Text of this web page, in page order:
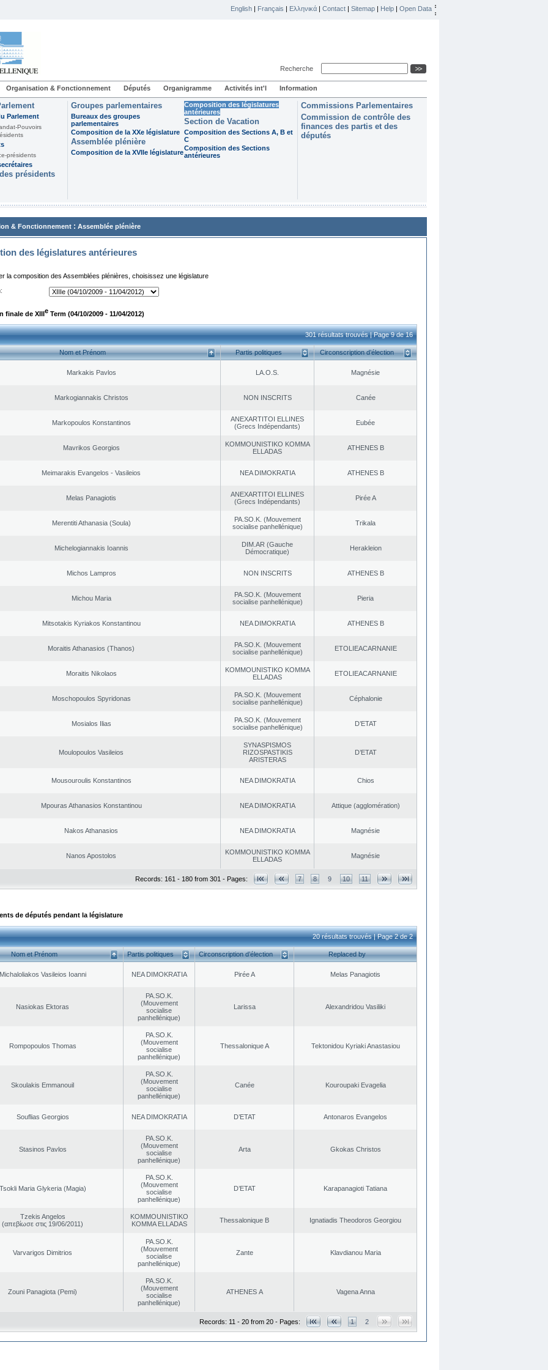
English | Français | Ελληνικά | Contact | Sitemap | Help | Open Data
Recherche
Organisation & Fonctionnement Députés Organigramme Activités int'l Information
Parlement
Pouvoirs
présidents
présidents
Groupes parlementaires
Bureaux des groupes
parlementaires
Composition de la XXe législature
Assemblée plénière
Composition de la XVIIe législature
Composition des législatures
antérieures
Section de Vacation
Composition des Sections A, B et
C
Composition des Sections
antérieures
Commissions Parlementaires
Commission de contrôle des
finances des partis et des
députés
& Fonctionnement : Assemblée plénière
des législatures antérieures
la composition des Assemblées plénières, choisissez une législature
finale de XIIIe Term (04/10/2009 - 11/04/2012)
301 résultats trouvés | Page 9 de 16
Nom et Prénom Partis politiques Circonscription d’élection
Markakis Pavlos LA.O.S. Magnésie
Markogiannakis Christos NON INSCRITS Canée
Markopoulos Konstantinos
ANEXARTITOI ELLINES
(Grecs Indépendants)
Eubée
Mavrikos Georgios
KOMMOUNISTIKO KOMMA
ELLADAS
ATHENES Β
Meimarakis Evangelos - Vasileios NEA DΙMOKRATIA ATHENES Β
Melas Panagiotis
ANEXARTITOI ELLINES
(Grecs Indépendants)
Pirée A
Merentiti Athanasia (Soula)
PA.SO.K. (Mouvement
socialise panhellénique)
Trikala
Michelogiannakis Ioannis
DIM.AR (Gauche
Démocratique)
Herakleion
Michos Lampros NON INSCRITS ATHENES Β
Michou Maria
PA.SO.K. (Mouvement
socialise panhellénique)
Pieria
Mitsotakis Kyriakos Konstantinou NEA DΙMOKRATIA ATHENES Β
Moraitis Athanasios (Thanos)
PA.SO.K. (Mouvement
socialise panhellénique)
EΤOLIEACARNANIE
Moraitis Nikolaos
KOMMOUNISTIKO KOMMA
ELLADAS
EΤOLIEACARNANIE
Moschopoulos Spyridonas
PA.SO.K. (Mouvement
socialise panhellénique)
Céphalonie
Mosialos Ilias
PA.SO.K. (Mouvement
socialise panhellénique)
D’ETAT
Moulopoulos Vasileios
SYNASPISMOS
RIZOSPASTIKIS
ARISTERAS
D’ETAT
Mousouroulis Konstantinos NEA DΙMOKRATIA Chios
Mpouras Athanasios Konstantinou NEA DΙMOKRATIA Αttique (agglomération)
Nakos Athanasios NEA DΙMOKRATIA Magnésie
Nanos Apostolos
KOMMOUNISTIKO KOMMA
ELLADAS
Magnésie
Records: 161 - 180 from 301 - Pages: 7 8 9 10 11
de députés pendant la législature
20 résultats trouvés | Page 2 de 2
Nom et Prénom Partis politiques Circonscription d’élection Replaced by
Michaloliakos Vasileios Ioanni NEA DΙMOKRATIA Pirée A Melas Panagiotis
Nasiokas Ektoras
PA.SO.K.
(Mouvement
socialise
panhellénique)
Larissa Alexandridou Vasiliki
Rompopoulos Thomas
PA.SO.K.
(Mouvement
socialise
panhellénique)
Thessalonique A Tektonidou Kyriaki Anastasiou
Skoulakis Emmanouil
PA.SO.K.
(Mouvement
socialise
panhellénique)
Canée Kouroupaki Evagelia
Souflias Georgios NEA DΙMOKRATIA D’ETAT Antonaros Evangelos
Stasinos Pavlos
PA.SO.K.
(Mouvement
socialise
panhellénique)
Arta Gkokas Christos
Tsokli Maria Glykeria (Magia)
PA.SO.K.
(Mouvement
socialise
panhellénique)
D’ETAT Karapanagioti Tatiana
Tzekis Angelos
(απεβίωσε στις 19/06/2011)
KOMMOUNISTIKO
KOMMA ELLADAS
Thessalonique B Ignatiadis Theodoros Georgiou
Varvarigos Dimitrios
PA.SO.K.
(Mouvement
socialise
panhellénique)
Zante Klavdianou Maria
Zouni Panagiota (Pemi)
PA.SO.K.
(Mouvement
socialise
panhellénique)
ATHENES Α Vagena Anna
Records: 11 - 20 from 20 - Pages: 1 2